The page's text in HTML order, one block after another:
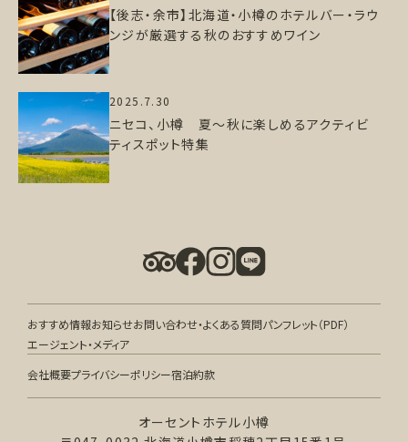
【後志・余市】北海道・小樽のホテルバー・ラウ
ンジが厳選する秋のおすすめワイン
2025.7.30
ニセコ、小樽 夏～秋に楽しめるアクティビ
ティスポット特集
おすすめ情報お知らせお問い合わせ・よくある質問パンフレット（PDF）
エージェント・メディア
会社概要プライバシーポリシー宿泊約款
オーセントホテル小樽